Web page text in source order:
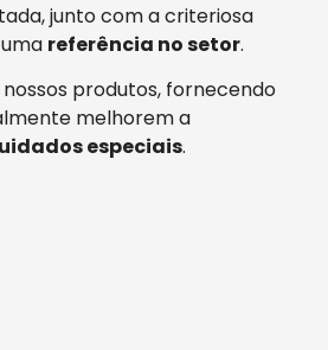
junto com a criteriosa
uma referência no setor.
produtos, fornecendo
melhorem a
especiais.